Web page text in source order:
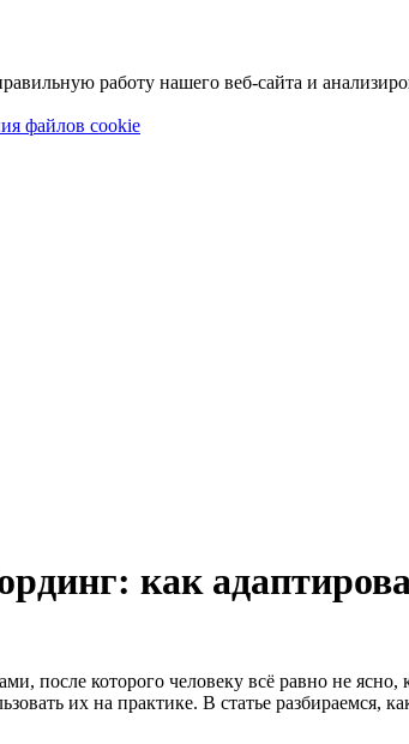
работу нашего веб-сайта и
файлов cookie
как
после которого человеку всё равно не
их на практике. В статье разбираемся,